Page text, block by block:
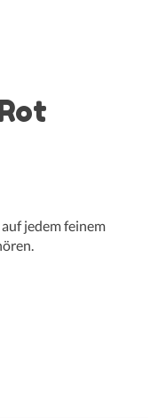
jedem feinem